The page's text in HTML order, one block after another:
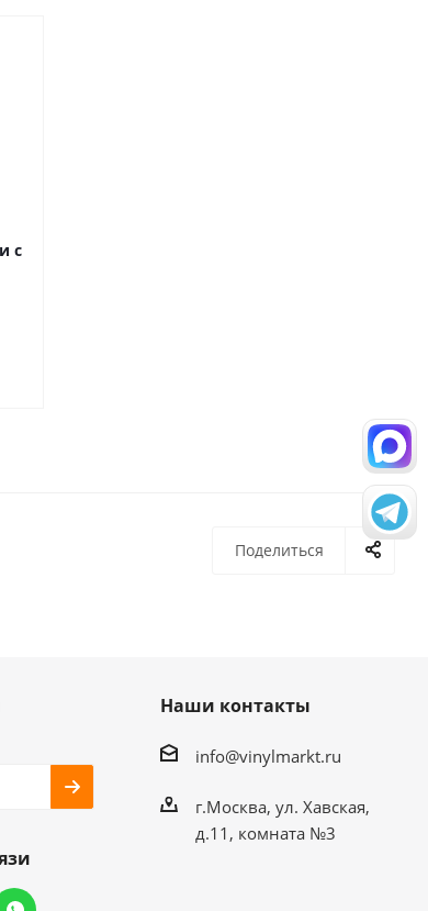
с
Поделиться
Наши контакты
info@vinylmarkt.ru
г.Москва, ул. Хавская,
д.11, комната №3